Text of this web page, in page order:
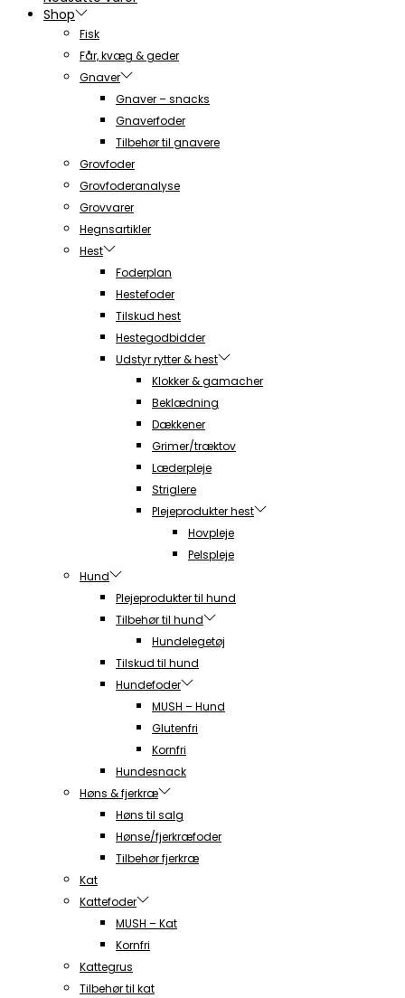
Shop
Fisk
Får, kvæg & geder
Gnaver
Gnaver – snacks
Gnaverfoder
Tilbehør til gnavere
Grovfoder
Grovfoderanalyse
Grovvarer
Hegnsartikler
Hest
Foderplan
Hestefoder
Tilskud hest
Hestegodbidder
Udstyr rytter & hest
Klokker & gamacher
Beklædning
Dækkener
Grimer/træktov
Læderpleje
Striglere
Plejeprodukter hest
Hovpleje
Pelspleje
Hund
Plejeprodukter til hund
Tilbehør til hund
Hundelegetøj
Tilskud til hund
Hundefoder
MUSH – Hund
Glutenfri
Kornfri
Hundesnack
Høns & fjerkræ
Høns til salg
Hønse/fjerkræfoder
Tilbehør fjerkræ
Kat
Kattefoder
MUSH – Kat
Kornfri
Kattegrus
Tilbehør til kat